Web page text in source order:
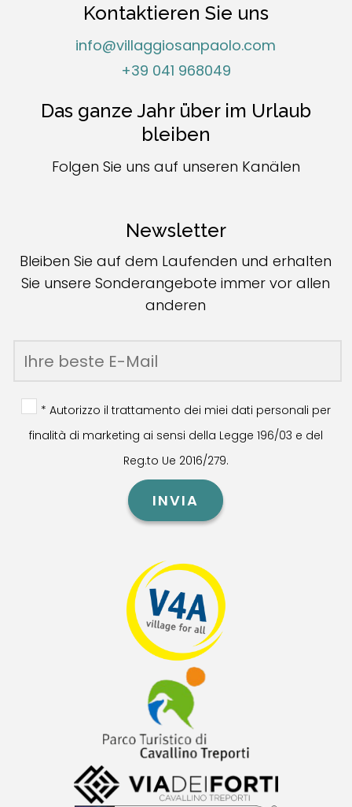
Kontaktieren Sie uns
info@villaggiosanpaolo.com
+39 041 968049
Das ganze Jahr über im Urlaub
bleiben
Folgen Sie uns auf unseren Kanälen
Newsletter
Bleiben Sie auf dem Laufenden und erhalten
Sie unsere Sonderangebote immer vor allen
anderen
* Autorizzo il trattamento dei miei dati personali per
finalità di marketing ai sensi della Legge 196/03 e del
Reg.to Ue 2016/279.
INVIA